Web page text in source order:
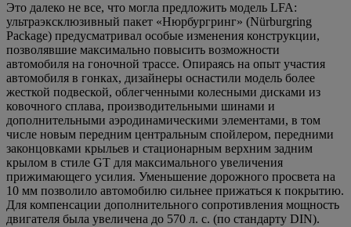
Это далеко не все, что могла предложить модель LFA:
ультраэксклюзивный пакет «Нюрбургринг» (Nürburgring
Package) предусматривал особые изменения конструкции,
позволявшие максимально повысить возможности
автомобиля на гоночной трассе. Опираясь на опыт участия
автомобиля в гонках, дизайнеры оснастили модель более
жесткой подвеской, облегченными колесными дисками из
ковочного сплава, производительными шинами и
дополнительными аэродинамическими элементами, в том
числе новым передним центральным спойлером, передними
законцовками крыльев и стационарным верхним задним
крылом в стиле GT для максимального увеличения
прижимающего усилия. Уменьшение дорожного просвета на
10 мм позволило автомобилю сильнее прижаться к покрытию.
Для компенсации дополнительного сопротивления мощность
двигателя была увеличена до 570 л. с. (по стандарту DIN).